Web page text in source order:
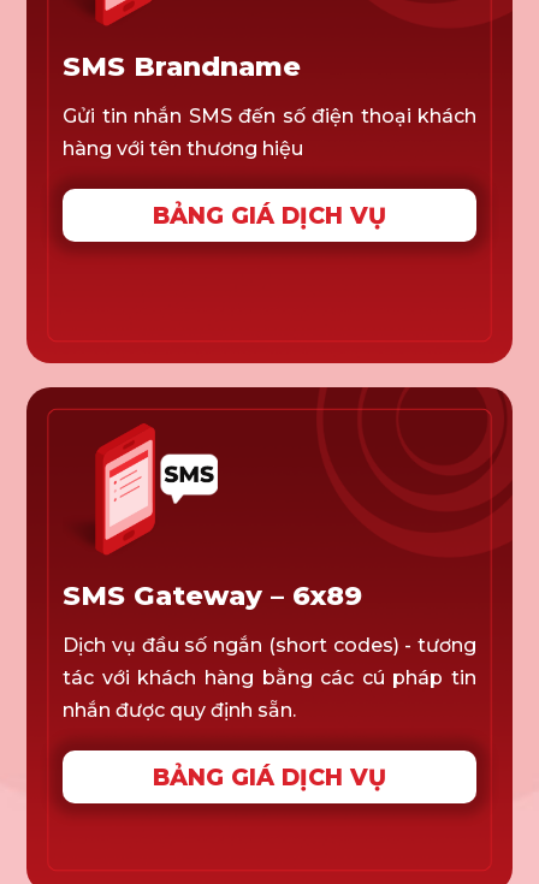
SMS Brandname
Gửi tin nhắn SMS đến số điện thoại khách
hàng với tên thương hiệu
BẢNG GIÁ DỊCH VỤ
SMS Gateway – 6x89
Dịch vụ đầu số ngắn (short codes) - tương
tác với khách hàng bằng các cú pháp tin
nhắn được quy định sẵn.
BẢNG GIÁ DỊCH VỤ